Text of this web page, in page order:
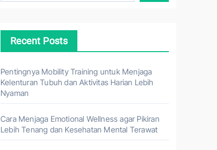
Recent Posts
Pentingnya Mobility Training untuk Menjaga
Kelenturan Tubuh dan Aktivitas Harian Lebih
Nyaman
Cara Menjaga Emotional Wellness agar Pikiran
Lebih Tenang dan Kesehatan Mental Terawat